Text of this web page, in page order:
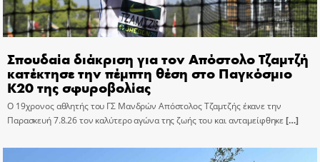
Σπουδαία διάκριση για τον Απόστολο Τζαμτζή
κατέκτησε την πέμπτη θέση στο Παγκόσμιο
Κ20 της σφυροβολίας
Ο 19χρονος αθλητής του ΓΣ Μανδρών Απόστολος Τζαμτζής έκανε την
Παρασκευή 7.8.26 τον καλύτερο αγώνα της ζωής του και ανταμείφθηκε[…]